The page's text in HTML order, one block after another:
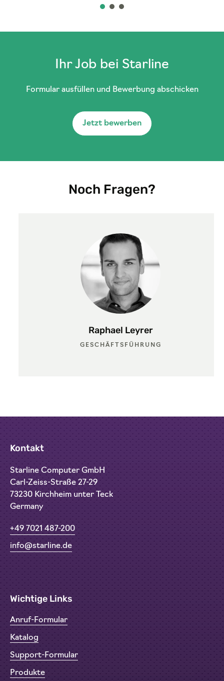
Ihr Job bei Starline
Formular ausfüllen und Bewerbung abschicken
Jetzt bewerben
Noch Fragen?
Raphael Leyrer
GESCHÄFTSFÜHRUNG
Kontakt
Starline Computer GmbH
Carl-Zeiss-Straße 27-29
73230 Kirchheim unter Teck
Germany
+49 7021 487-200
info@starline.de
Wichtige Links
Anruf-Formular
Katalog
Support-Formular
Produkte